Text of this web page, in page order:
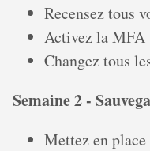
Recensez tous
Activez la MFA
Changez tous
Semaine 2 -
Mettez en